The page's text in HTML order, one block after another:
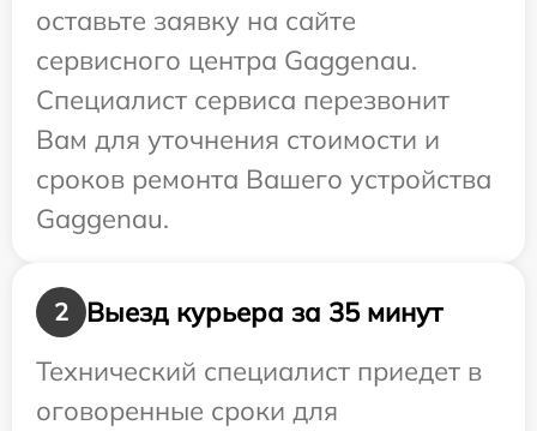
оставьте заявку на сайте
сервисного центра Gaggenau.
Специалист сервиса перезвонит
Вам для уточнения стоимости и
сроков ремонта Вашего устройства
Gaggenau.
2
Выезд курьера за 35 минут
Технический специалист приедет в
оговоренные сроки для